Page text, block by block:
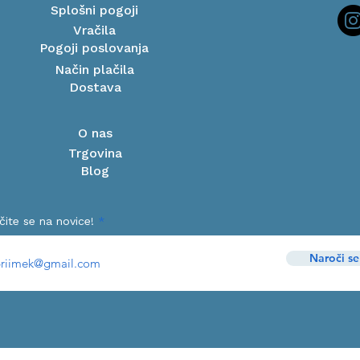
Splošni pogoji
Vračila
Pogoji poslovanja
Način plačila
Dostava
O nas
Trgovina
Blog
se na novice!
Naroči